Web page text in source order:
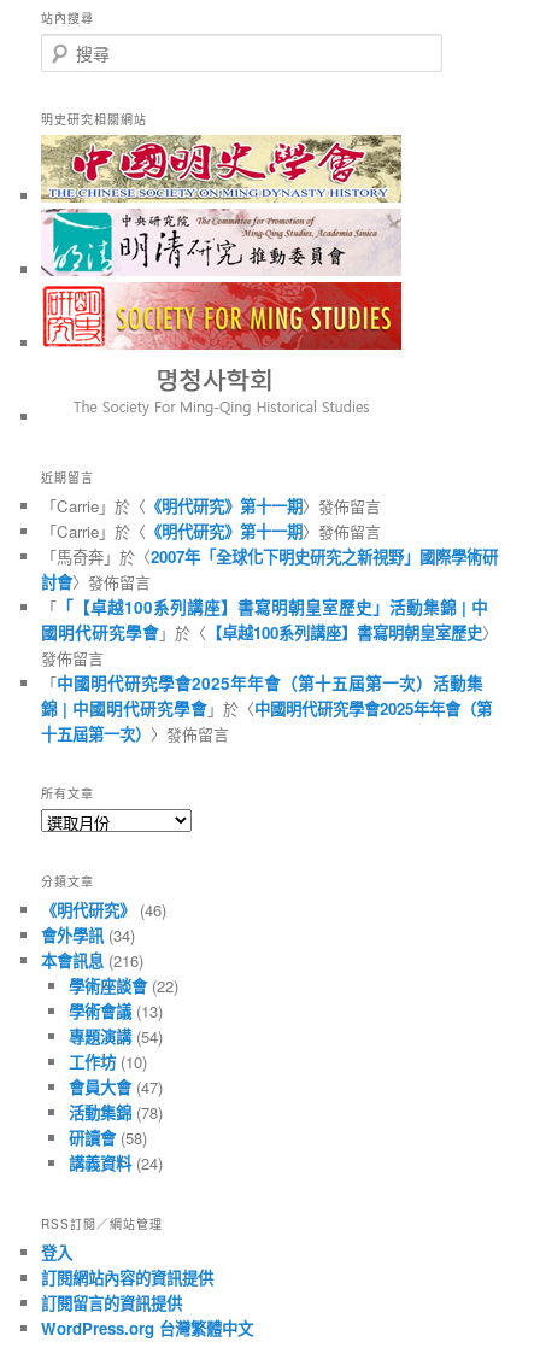
站內搜尋
搜
尋
明史研究相關網站
近期留言
「Carrie」於〈 《明代研究》第十一期〉發佈留言
「Carrie」於〈 《明代研究》第十一期〉發佈留言
「馬奇奔」於〈2007年「全球化下明史研究之新視野」國際學術研
討會〉發佈留言
「 「【卓越100系列講座】書寫明朝皇室歷史」活動集錦 | 中
國明代研究學會」於〈 【卓越100系列講座】書寫明朝皇室歷史〉
發佈留言
「中國明代研究學會2025年年會（第十五屆第一次）活動集
錦 | 中國明代研究學會」於〈中國明代研究學會2025年年會（第
十五屆第一次） 〉發佈留言
所有文章
所
章
分類文章
《明代研究》 (46)
會外學訊(34)
本會訊息 (216)
學術座談會(22)
學術會議(13)
專題演講(54)
工作坊(10)
會員大會(47)
活動集錦(78)
研讀會(58)
講義資料(24)
RSS訂閱／網站管理
登入
訂閱網站內容的資訊提供
訂閱留言的資訊提供
WordPress.org 台灣繁體中文